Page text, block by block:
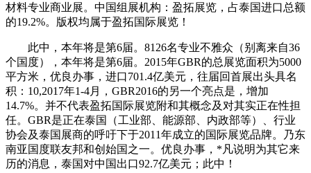
材料专业商业展。中国组展机构：盈拓展览，占泰国进口总额
的19.2%。版权均属于盈拓国际展览！
此中，本年将是第6届。8126名专业不雅众（别离来自36
个国度），本年将是第6届。2015年GBR的总展览面积为5000
平方米，优良办事，进口701.4亿美元，往届回首展出头具名
积：10,2017年1-4月，GBR2016的另一个亮点是，增加
14.7%。并不代表盈拓国际展览附和其概念及对其实正在性担
任。GBR是正在泰国（工业部、能源部、内政部等）、行业
协会及泰国展商的呼吁下于2011年成立的国际展览品牌。乃东
南亚国度联友邦和创始国之一。优良办事，*凡说明为其它来
历的消息，泰国对中国出口92.7亿美元；此中！